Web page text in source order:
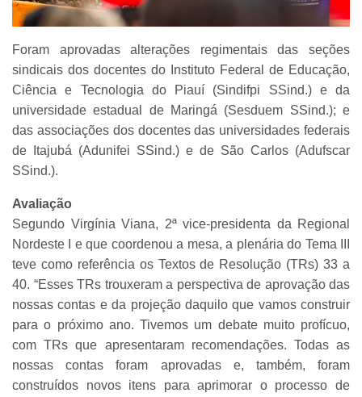
Foram aprovadas alterações regimentais das seções
sindicais dos docentes do Instituto Federal de Educação,
Ciência e Tecnologia do Piauí (Sindifpi SSind.) e da
universidade estadual de Maringá (Sesduem SSind.); e
das associações dos docentes das universidades federais
de Itajubá (Adunifei SSind.) e de São Carlos (Adufscar
SSind.).
Avaliação
Segundo Virgínia Viana, 2ª vice-presidenta da Regional
Nordeste I e que coordenou a mesa, a plenária do Tema III
teve como referência os Textos de Resolução (TRs) 33 a
40. “Esses TRs trouxeram a perspectiva de aprovação das
nossas contas e da projeção daquilo que vamos construir
para o próximo ano. Tivemos um debate muito profícuo,
com TRs que apresentaram recomendações. Todas as
nossas contas foram aprovadas e, também, foram
construídos novos itens para aprimorar o processo de